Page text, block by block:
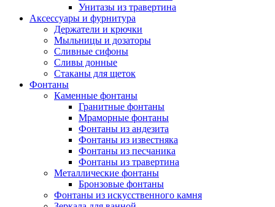
Унитазы из травертина
Аксессуары и фурнитура
Держатели и крючки
Мыльницы и дозаторы
Сливные сифоны
Сливы донные
Стаканы для щеток
Фонтаны
Каменные фонтаны
Гранитные фонтаны
Мраморные фонтаны
Фонтаны из андезита
Фонтаны из известняка
Фонтаны из песчаника
Фонтаны из травертина
Металлические фонтаны
Бронзовые фонтаны
Фонтаны из искусственного камня